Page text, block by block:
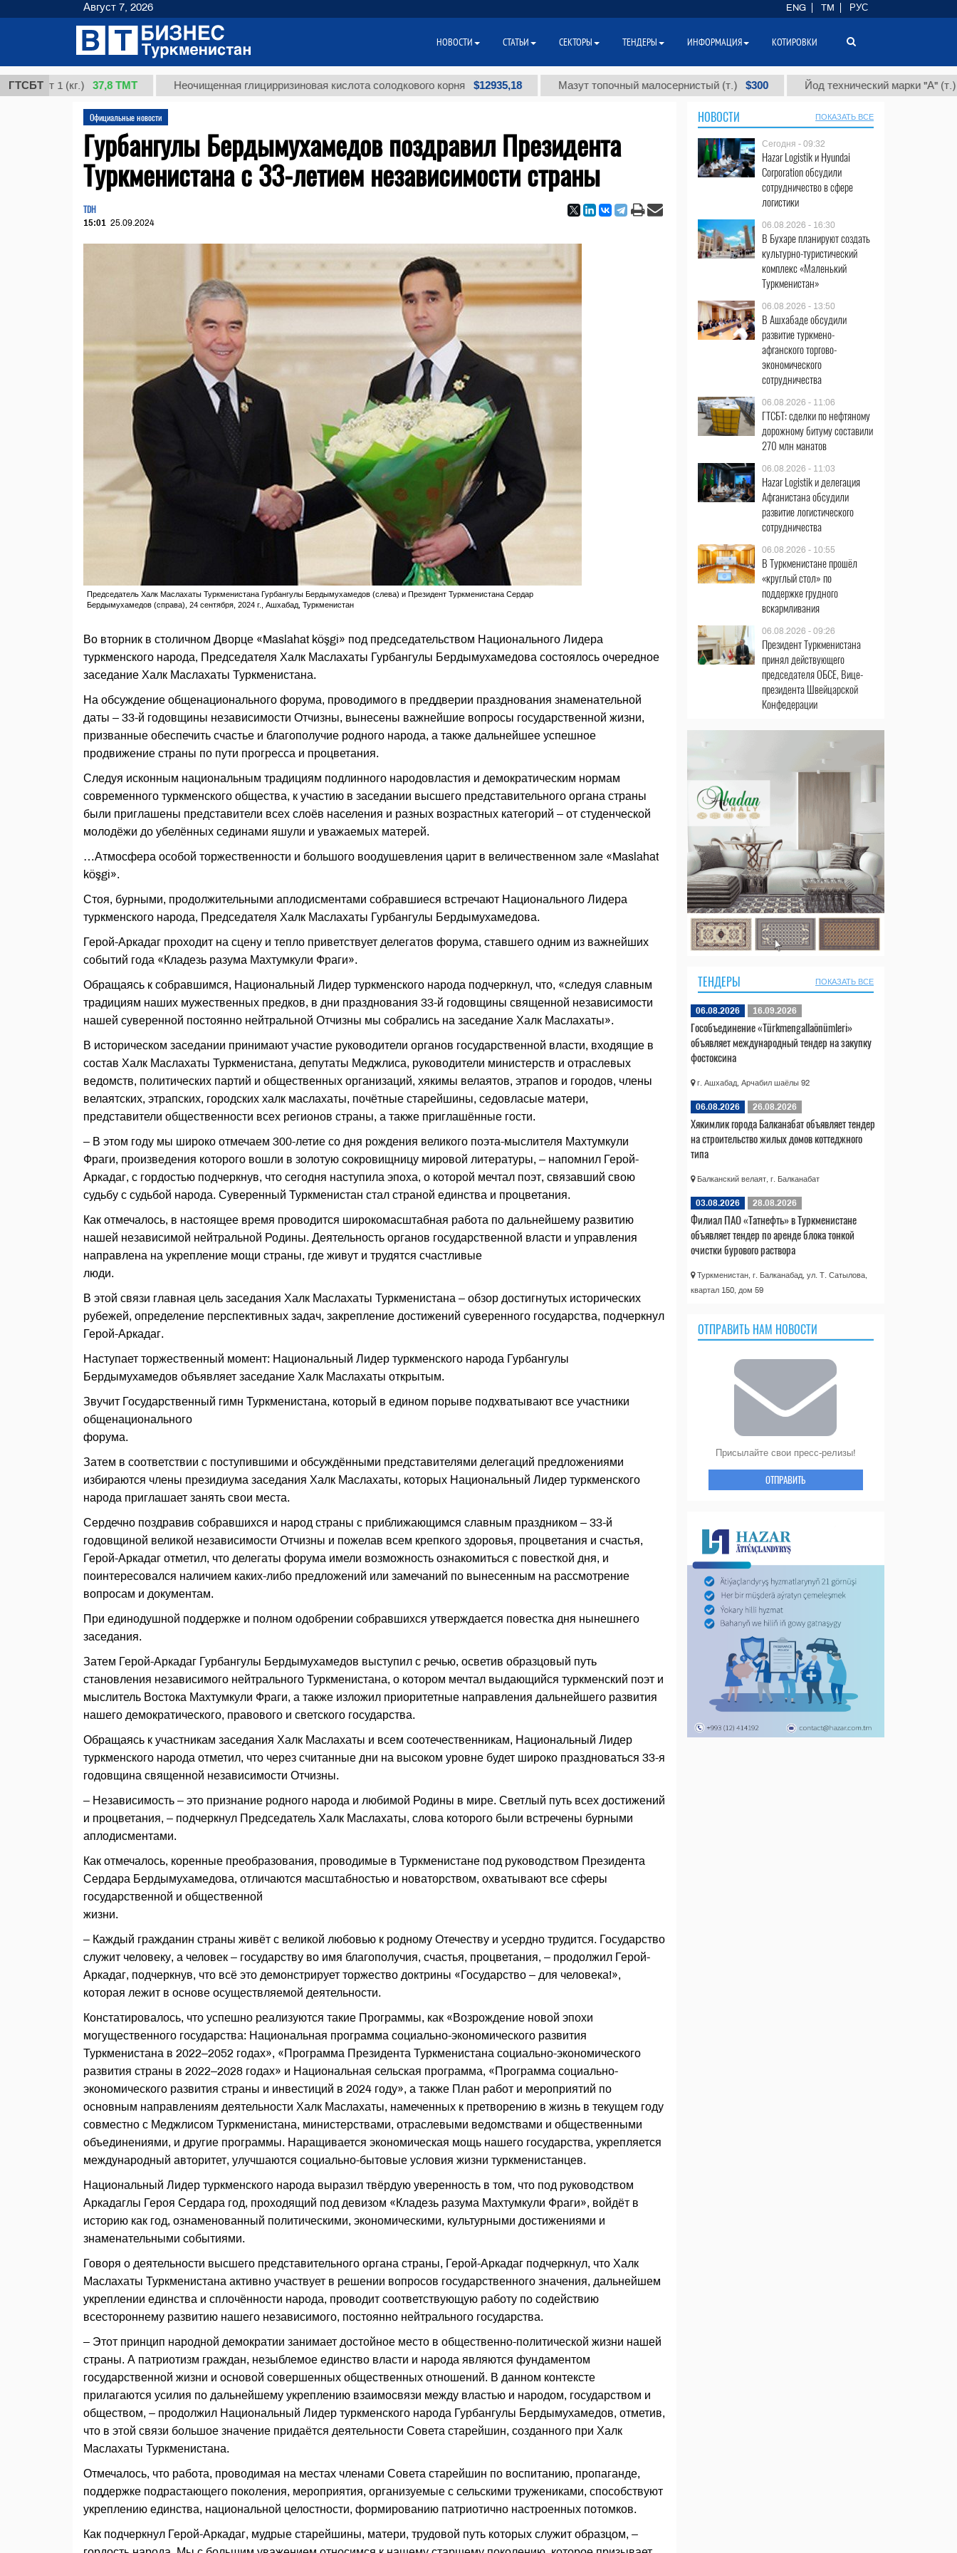
ГТСБТ
1 (кг.) 37,8 ТМТ Неочищенная глицирризиновая кислота солодкового корня $12935,18 Мазут топочный малосернистый (т.) $300 Йод технический марки "А" (т.) $86 000
Официальные новости
Гурбангулы Бердымухамедов поздравил Президента
Туркменистана с 33-летием независимости страны
TDH
15:01 25.09.2024
Председатель Халк Маслахаты Туркменистана Гурбангулы Бердымухамедов (слева) и Президент Туркменистана Сердар
Бердымухамедов (справа), 24 сентября, 2024 г., Ашхабад, Туркменистан
Во вторник в столичном Дворце «Maslahat köşgi» под председательством Национального Лидера
туркменского народа, Председателя Халк Маслахаты Гурбангулы Бердымухамедова состоялось очередное
заседание Халк Маслахаты Туркменистана.
На обсуждение общенационального форума, проводимого в преддверии празднования знаменательной
даты – 33-й годовщины независимости Отчизны, вынесены важнейшие вопросы государственной жизни,
призванные обеспечить счастье и благополучие родного народа, а также дальнейшее успешное
продвижение страны по пути прогресса и процветания.
Следуя исконным национальным традициям подлинного народовластия и демократическим нормам
современного туркменского общества, к участию в заседании высшего представительного органа страны
были приглашены представители всех слоёв населения и разных возрастных категорий – от студенческой
молодёжи до убелённых сединами яшули и уважаемых матерей.
…Атмосфера особой торжественности и большого воодушевления царит в величественном зале «Maslahat
köşgi».
Стоя, бурными, продолжительными аплодисментами собравшиеся встречают Национального Лидера
туркменского народа, Председателя Халк Маслахаты Гурбангулы Бердымухамедова.
Герой-Аркадаг проходит на сцену и тепло приветствует делегатов форума, ставшего одним из важнейших
событий года «Кладезь разума Махтумкули Фраги».
Обращаясь к собравшимся, Национальный Лидер туркменского народа подчеркнул, что, «следуя славным
традициям наших мужественных предков, в дни празднования 33-й годовщины священной независимости
нашей суверенной постоянно нейтральной Отчизны мы собрались на заседание Халк Маслахаты».
В историческом заседании принимают участие руководители органов государственной власти, входящие в
состав Халк Маслахаты Туркменистана, депутаты Меджлиса, руководители министерств и отраслевых
ведомств, политических партий и общественных организаций, хякимы велаятов, этрапов и городов, члены
велаятских, этрапских, городских халк маслахаты, почётные старейшины, седовласые матери,
представители общественности всех регионов страны, а также приглашённые гости.
– В этом году мы широко отмечаем 300-летие со дня рождения великого поэта-мыслителя Махтумкули
Фраги, произведения которого вошли в золотую сокровищницу мировой литературы, – напомнил Герой-
Аркадаг, с гордостью подчеркнув, что сегодня наступила эпоха, о которой мечтал поэт, связавший свою
судьбу с судьбой народа. Суверенный Туркменистан стал страной единства и процветания.
Как отмечалось, в настоящее время проводится широкомасштабная работа по дальнейшему развитию
нашей независимой нейтральной Родины. Деятельность органов государственной власти и управления
направлена на укрепление мощи страны, где живут и трудятся счастливые
люди.
В этой связи главная цель заседания Халк Маслахаты Туркменистана – обзор достигнутых исторических
рубежей, определение перспективных задач, закреп­ление достижений суверенного государства, подчеркнул
Герой-Аркадаг.
Наступает торжественный момент: Национальный Лидер туркменского народа Гурбангулы
Бердымухамедов объявляет заседание Халк Маслахаты открытым.
Звучит Государственный гимн Туркменистана, который в едином порыве подхватывают все участники
общенационального
форума.
Затем в соответствии с поступившими и обсуждёнными представителями делегаций предложениями
избираются члены президиума заседания Халк Маслахаты, которых Национальный Лидер туркменского
народа приглашает занять свои места.
Сердечно поздравив собравшихся и народ страны с приближающимся славным праздником – 33-й
годовщиной великой независимости Отчизны и пожелав всем крепкого здоровья, процветания и счастья,
Герой-Аркадаг отметил, что делегаты форума имели возможность ознакомиться с повесткой дня, и
поинтересовался наличием каких-либо предложений или замечаний по вынесенным на рассмотрение
вопросам и документам.
При единодушной поддержке и полном одобрении собравшихся утверждается повестка дня нынешнего
заседания.
Затем Герой-Аркадаг Гурбангулы Бердымухамедов выступил с речью, осветив образцовый путь
становления независимого нейтрального Туркменистана, о котором мечтал выдающийся туркменский поэт и
мыслитель Востока Махтумкули Фраги, а также изложил приоритетные направления дальнейшего развития
нашего демократического, правового и светского государства.
Обращаясь к участникам заседания Халк Маслахаты и всем соотечественникам, Национальный Лидер
туркменского народа отметил, что через считанные дни на высоком уровне будет широко праздноваться 33-я
годовщина священной независимости Отчизны.
– Независимость – это признание родного народа и любимой Родины в мире. Светлый путь всех достижений
и процветания, – подчеркнул Председатель Халк Маслахаты, слова которого были встречены бурными
аплодисментами.
Как отмечалось, коренные преобразования, проводимые в Туркменистане под руководством Президента
Сердара Бердымухамедова, отличаются масштабностью и новаторством, охватывают все сферы
государственной и общественной
жизни.
– Каждый гражданин страны живёт с великой любовью к родному Отечеству и усердно трудится. Государство
служит человеку, а человек – государству во имя благополучия, счастья, процветания, – продолжил Герой-
Аркадаг, подчеркнув, что всё это демонстрирует торжество доктрины «Государство – для человека!»,
которая лежит в основе осуществляемой деятельности.
Констатировалось, что успешно реализуются такие Программы, как «Возрождение новой эпохи
могущественного государства: Национальная программа социально-экономического развития
Туркменистана в 2022–2052 годах», «Программа Президента Туркменистана социально-экономического
развития страны в 2022–2028 годах» и Национальная сельская программа, «Программа социально-
экономического развития страны и инвестиций в 2024 году», а также План работ и мероприятий по
основным направлениям деятельности Халк Маслахаты, намеченных к претворению в жизнь в текущем году
совместно с Медж­лисом Туркменистана, министерствами, отраслевыми ведомствами и общественными
объединениями, и другие программы. Наращивается экономическая мощь нашего государства, укреп­ляется
международный авторитет, улучшаются социально-бытовые условия жизни туркменистанцев.
Национальный Лидер туркменского народа выразил твёрдую уверенность в том, что под руководством
Аркадаглы Героя Сердара год, проходящий под девизом «Кладезь разума Махтумкули Фраги», войдёт в
историю как год, ознаменованный политическими, экономическими, культурными достижениями и
знаменательными событиями.
Говоря о деятельности высшего представительного органа страны, Герой-Аркадаг подчеркнул, что Халк
Маслахаты Туркменистана активно участвует в решении вопросов государственного значения, дальнейшем
укреплении единства и сплочённости народа, проводит соответствующую работу по содействию
всестороннему развитию нашего независимого, постоянно нейтрального государства.
– Этот принцип народной демократии занимает достойное место в общественно-политической жизни нашей
страны. А патриотизм граждан, незыблемое единство власти и народа являются фундаментом
государственной жизни и основой совершенных общественных отношений. В данном контексте
прилагаются усилия по дальнейшему укреплению взаимосвязи между властью и народом, государством и
обществом, – продолжил Нацио­нальный Лидер туркменского народа Гурбангулы Бердымухамедов, отметив,
что в этой связи большое значение придаётся деятельности Совета старейшин, созданного при Халк
Маслахаты Туркменистана.
Отмечалось, что работа, проводимая на местах членами Совета старейшин по воспитанию, пропаганде,
поддержке подрастающего поколения, мероприятия, организуемые с сельскими тружениками, способствуют
укреплению единства, национальной целостности, формированию патриотично настроенных потомков.
Как подчеркнул Герой-Аркадаг, мудрые старейшины, матери, трудовой путь которых служит образцом, –
НОВОСТИ ПОКАЗАТЬ ВСЕ
Сегодня - 09:32
Hazar Logistik и Hyundai
Corporation обсудили
сотрудничество в сфере
логистики
06.08.2026 - 16:30
В Бухаре планируют создать
культурно-туристический
комплекс «Маленький
Туркменистан»
06.08.2026 - 13:50
В Ашхабаде обсудили
развитие туркмено-
афганского торгово-
экономического
сотрудничества
06.08.2026 - 11:06
ГТСБТ: сделки по нефтяному
дорожному битуму составили
270 млн манатов
06.08.2026 - 11:03
Hazar Logistik и делегация
Афганистана обсудили
развитие логистического
сотрудничества
06.08.2026 - 10:55
В Туркменистане прошёл
«круглый стол» по
поддержке грудного
вскармливания
06.08.2026 - 09:26
Президент Туркменистана
принял действующего
председателя ОБСЕ, Вице-
президента Швейцарской
Конфедерации
ТЕНДЕРЫ ПОКАЗАТЬ ВСЕ
06.08.2026 16.09.2026
Гособъединение «Türkmengallaönümleri»
объявляет международный тендер на закупку
фостоксина
г. Ашхабад, Арчабил шаёлы 92
06.08.2026 26.08.2026
Хякимлик города Балканабат объявляет тендер
на строительство жилых домов коттеджного
типа
Балканский велаят, г. Балканабат
03.08.2026 28.08.2026
Филиал ПАО «Татнефть» в Туркменистане
объявляет тендер по аренде блока тонкой
очистки бурового раствора
Туркменистан, г. Балканабад, ул. Т. Сатылова,
квартал 150, дом 59
ОТПРАВИТЬ НАМ НОВОСТИ
Присылайте свои пресс-релизы!
ОТПРАВИТЬ
Август 7, 2026 ENG TM РУС
НОВОСТИ СТАТЬИ СЕКТОРЫ ТЕНДЕРЫ ИНФОРМАЦИЯ КОТИРОВКИ